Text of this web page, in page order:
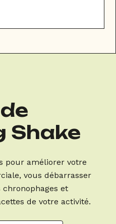
Shake
pour améliorer votre
vous débarrasser
et
de votre activité.